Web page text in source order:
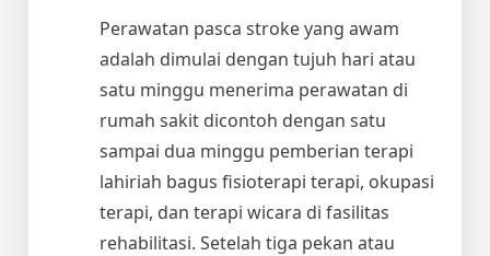
Perawatan pasca stroke yang awam
adalah dimulai dengan tujuh hari atau
satu minggu menerima perawatan di
rumah sakit dicontoh dengan satu
sampai dua minggu pemberian terapi
lahiriah bagus fisioterapi terapi, okupasi
terapi, dan terapi wicara di fasilitas
rehabilitasi. Setelah tiga pekan atau